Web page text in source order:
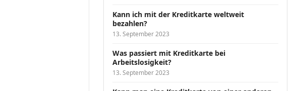
Kann ich mit der Kreditkarte weltweit
bezahlen?
13. September 2023
Was passiert mit Kreditkarte bei
Arbeitslosigkeit?
13. September 2023